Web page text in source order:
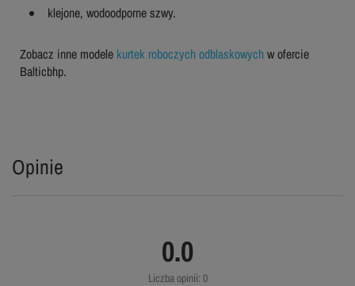
klejone, wodoodporne szwy.
Zobacz inne modele kurtek roboczych odblaskowychw ofercie
Balticbhp.
Opinie
0.0
Liczba opinii: 0